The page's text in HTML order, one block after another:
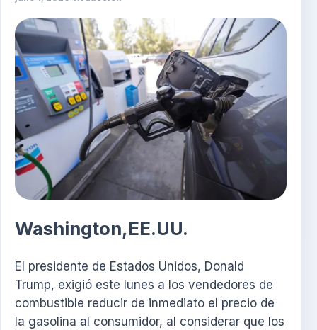
Washington,EE.UU.
El presidente de Estados Unidos, Donald
Trump, exigió este lunes a los vendedores de
combustible reducir de inmediato el precio de
la gasolina al consumidor, al considerar que los